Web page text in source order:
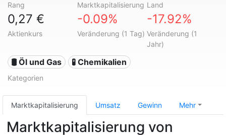
Rang Marktkapitalisierung Land
0,27 €
Aktienkurs
-0.09%
Veränderung (1 Tag)
-17.92%
Veränderung (1
Jahr)
🛢 Öl und Gas 🧪 Chemikalien
Kategorien
Marktkapitalisierung Umsatz Gewinn Mehr
Marktkapitalisierung von